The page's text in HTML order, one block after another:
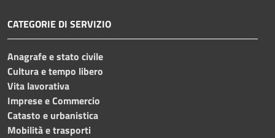
CATEGORIE DI SERVIZIO
Anagrafe e stato civile
Cultura e tempo libero
Vita lavorativa
Imprese e Commercio
Catasto e urbanistica
Mobilità e trasporti